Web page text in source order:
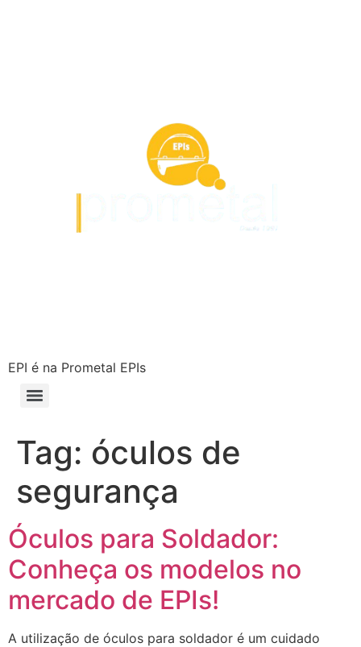
EPI é na Prometal EPIs
Tag: óculos de
segurança
Óculos para Soldador:
Conheça os modelos no
mercado de EPIs!
A utilização de óculos para soldador é um cuidado